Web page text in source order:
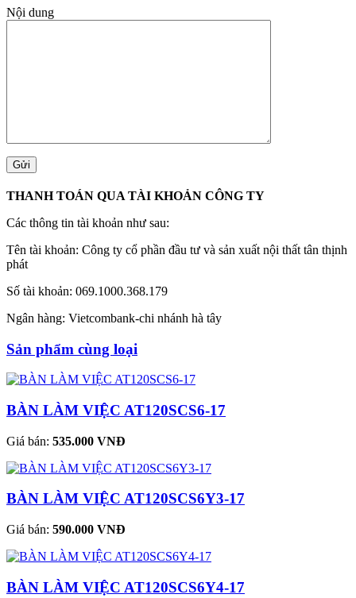
Nội dung
THANH TOÁN QUA TÀI KHOẢN CÔNG TY
Các thông tin tài khoản như sau:
Tên tài khoản: Công ty cổ phần đầu tư và sản xuất nội thất tân thịnh
phát
Số tài khoản: 069.1000.368.179
Ngân hàng: Vietcombank-chi nhánh hà tây
Sản phẩm cùng loại
BÀN LÀM VIỆC AT120SCS6-17
Giá bán: 535.000 VNĐ
BÀN LÀM VIỆC AT120SCS6Y3-17
Giá bán: 590.000 VNĐ
BÀN LÀM VIỆC AT120SCS6Y4-17